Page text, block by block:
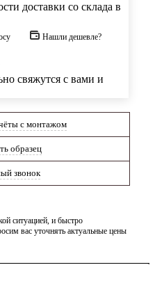
доставки со склада в
Нашли дешевле?
свяжутся с вами и
с монтажом
образец
звонок
ситуацией, и быстро
вас уточнять актуальные цены